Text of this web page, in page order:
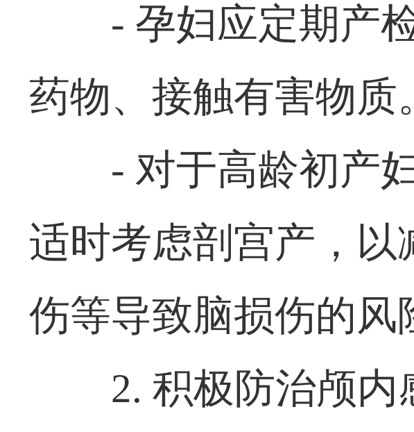
- 孕妇应定期产
药物、接触有害物质
- 对于高龄初产
适时考虑剖宫产，
伤等导致脑损伤的风
2. 积极防治颅内